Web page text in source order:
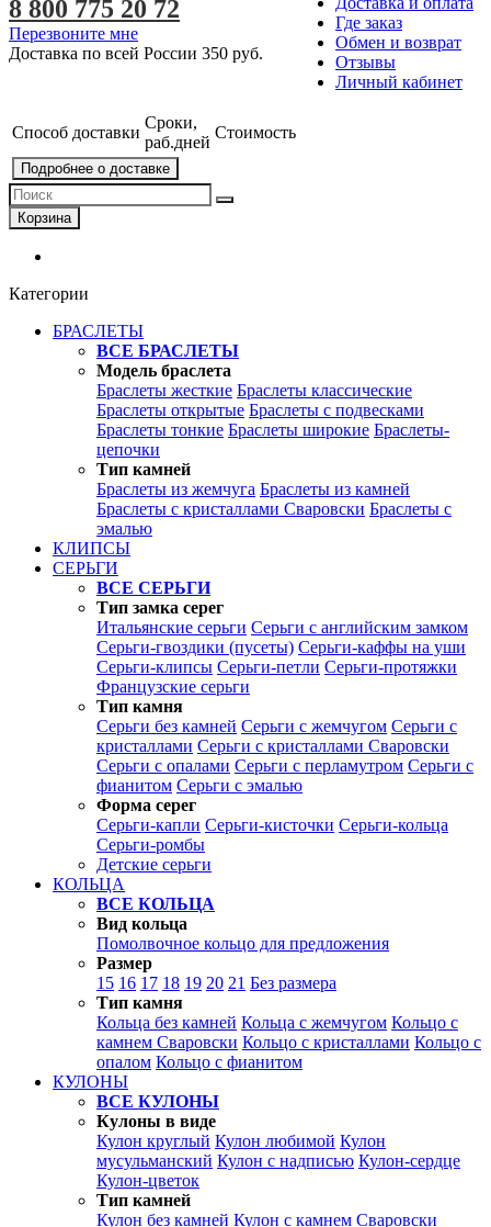
Где заказ
Обмен и возврат
Отзывы
Личный кабинет
8 800 775 20 72
Перезвоните мне
Доставка по всей России 350 руб.
Способ доставки
Сроки,
раб.дней
Стоимость
Подробнее о доставке
Корзина
Категории
БРАСЛЕТЫ
ВСЕ БРАСЛЕТЫ
Модель браслета
Браслеты жесткие Браслеты классические
Браслеты открытые Браслеты с подвесками
Браслеты тонкие Браслеты широкие Браслеты-
цепочки
Тип камней
Браслеты из жемчуга Браслеты из камней
Браслеты с кристаллами Сваровски Браслеты с
эмалью
КЛИПСЫ
СЕРЬГИ
ВСЕ СЕРЬГИ
Тип замка серег
Итальянские серьги Серьги с английским замком
Серьги-гвоздики (пусеты) Серьги-каффы на уши
Серьги-клипсы Серьги-петли Серьги-протяжки
Французские серьги
Тип камня
Серьги без камней Серьги с жемчугом Серьги с
кристаллами Серьги с кристаллами Сваровски
Серьги с опалами Серьги с перламутром Серьги с
фианитом Серьги с эмалью
Форма серег
Серьги-капли Серьги-кисточки Серьги-кольца
Серьги-ромбы
Детские серьги
КОЛЬЦА
ВСЕ КОЛЬЦА
Вид кольца
Помолвочное кольцо для предложения
Размер
15 16 17 18 19 20 21 Без размера
Тип камня
Кольца без камней Кольца с жемчугом Кольцо с
камнем Сваровски Кольцо с кристаллами Кольцо с
опалом Кольцо с фианитом
КУЛОНЫ
ВСЕ КУЛОНЫ
Кулоны в виде
Кулон круглый Кулон любимой Кулон
мусульманский Кулон с надписью Кулон-сердце
Кулон-цветок
Тип камней
Кулон без камней Кулон с камнем Сваровски